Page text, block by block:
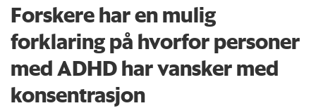
Forskere har en mulig
forklaring på hvorfor personer
med ADHD har vansker med
konsentrasjon